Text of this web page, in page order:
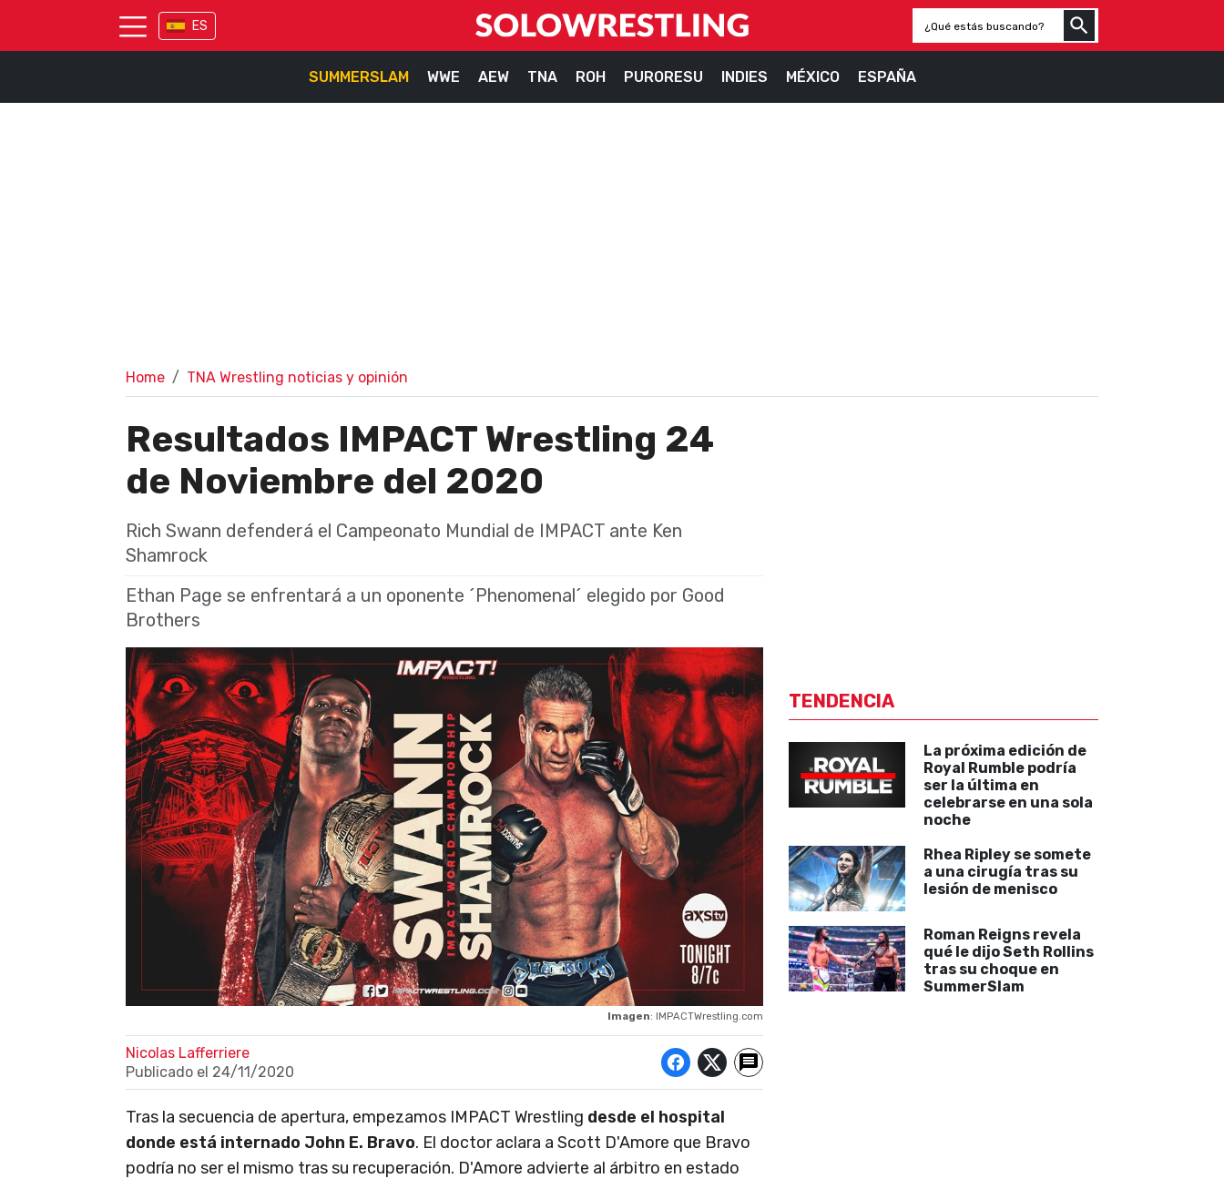
ES
SUMMERSLAM WWE AEW TNA ROH PURORESU INDIES MÉXICO ESPAÑA
Home TNA Wrestling noticias y opinión
Resultados IMPACT Wrestling 24
de Noviembre del 2020
Rich Swann defenderá el Campeonato Mundial de IMPACT ante Ken
Shamrock
Ethan Page se enfrentará a un oponente ´Phenomenal´ elegido por Good
Brothers
Imagen: IMPACTWrestling.com
Nicolas Lafferriere
Publicado el 24/11/2020
Tras la secuencia de apertura, empezamos IMPACT Wrestling desde el hospital
donde está internado John E. Bravo. El doctor aclara a Scott D'Amore que Bravo
podría no ser el mismo tras su recuperación. D'Amore advierte al árbitro en estado
TENDENCIA
La próxima edición de
Royal Rumble podría
ser la última en
celebrarse en una sola
noche
Rhea Ripley se somete
a una cirugía tras su
lesión de menisco
Roman Reigns revela
qué le dijo Seth Rollins
tras su choque en
SummerSlam